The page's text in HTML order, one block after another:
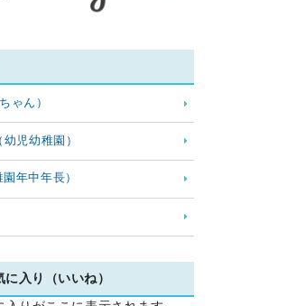
ゃん）
児幼稚園）
年中年長）
入り（いいね）